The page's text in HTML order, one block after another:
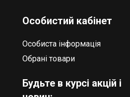
Особистий кабінет
Особиста інформація
Обрані товари
Будьте в курсі акцій і